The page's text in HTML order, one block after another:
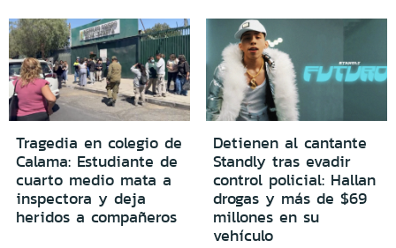
Tragedia en colegio de
Calama: Estudiante de
cuarto medio mata a
inspectora y deja
heridos a compañeros
Detienen al cantante
Standly tras evadir
control policial: Hallan
drogas y más de $69
millones en su
vehículo